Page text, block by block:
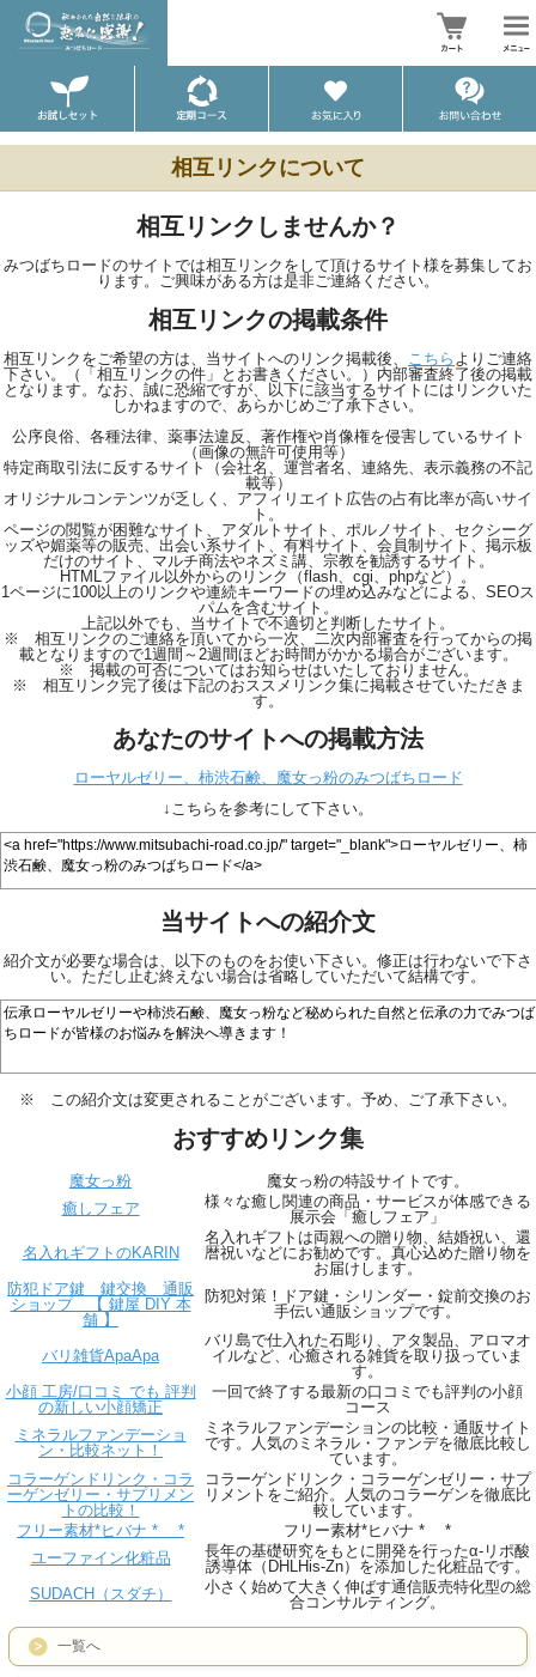
相互リンクについて
相互リンクしませんか？
みつばちロードのサイトでは相互リンクをして頂けるサイト様を募集してお
ります。ご興味がある方は是非ご連絡ください。
相互リンクの掲載条件
相互リンクをご希望の方は、当サイトへのリンク掲載後、 こちら よりご連絡
下さい。（「相互リンクの件」とお書きください。）内部審査終了後の掲載
となります。なお、誠に恐縮ですが、以下に該当するサイトにはリンクいた
しかねますので、あらかじめご了承下さい。
公序良俗、各種法律、薬事法違反、著作権や肖像権を侵害しているサイト
（画像の無許可使用等）
特定商取引法に反するサイト（会社名、運営者名、連絡先、表示義務の不記
載等）
オリジナルコンテンツが乏しく、アフィリエイト広告の占有比率が高いサイ
ト。
ページの閲覧が困難なサイト、アダルトサイト、ポルノサイト、セクシーグ
ッズや媚薬等の販売、出会い系サイト、有料サイト、会員制サイト、掲示板
だけのサイト、マルチ商法やネズミ講、宗教を勧誘するサイト。
HTMLファイル以外からのリンク（flash、cgi、phpなど）。
1ページに100以上のリンクや連続キーワードの埋め込みなどによる、SEOス
パムを含むサイト。
上記以外でも、当サイトで不適切と判断したサイト。
※ 相互リンクのご連絡を頂いてから一次、二次内部審査を行ってからの掲
載となりますので1週間～2週間ほどお時間がかかる場合がございます。
※ 掲載の可否についてはお知らせはいたしておりません。
※ 相互リンク完了後は下記のおススメリンク集に掲載させていただきま
す。
あなたのサイトへの掲載方法
ローヤルゼリー、柿渋石鹸、魔女っ粉のみつばちロード
↓こちらを参考にして下さい。
当サイトへの紹介文
紹介文が必要な場合は、以下のものをお使い下さい。修正は行わないで下さ
い。ただし止む終えない場合は省略していただいて結構です。
※ この紹介文は変更されることがございます。予め、ご了承下さい。
おすすめリンク集
魔女っ粉
魔女っ粉の特設サイトです。
癒しフェア
様々な癒し関連の商品・サービスが体感できる
展示会「癒しフェア」
名入れギフトのKARIN
名入れギフトは両親への贈り物、結婚祝い、還
暦祝いなどにお勧めです。真心込めた贈り物を
お届けします。
防犯ドア鍵 鍵交換 通販
ショップ 【 鍵屋 DIY 本
舗 】
防犯対策！ドア鍵・シリンダー・錠前交換のお
手伝い通販ショップです。
バリ雑貨ApaApa
バリ島で仕入れた石彫り、アタ製品、アロマオ
イルなど、心癒される雑貨を取り扱っていま
す。
小顔 工房/口コミ でも 評判
の新しい小顔矯正
一回で終了する最新の口コミでも評判の小顔
コース
ミネラルファンデーショ
ン・比較ネット！
ミネラルファンデーションの比較・通販サイト
です。人気のミネラル・ファンデを徹底比較し
ています。
コラーゲンドリンク・コラ
ーゲンゼリー・サプリメン
トの比較！
コラーゲンドリンク・コラーゲンゼリー・サプ
リメントをご紹介。人気のコラーゲンを徹底比
較しています。
フリー素材*ヒバナ * *
フリー素材*ヒバナ * *
ユーファイン化粧品
長年の基礎研究をもとに開発を行ったα-リポ酸
誘導体（DHLHis-Zn）を添加した化粧品です。
SUDACH（スダチ）
小さく始めて大きく伸ばす通信販売特化型の総
合コンサルティング。
一覧へ